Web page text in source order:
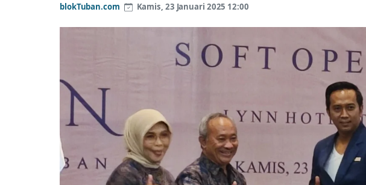
blokTuban.com Kamis, 23 Januari 2025 12:00